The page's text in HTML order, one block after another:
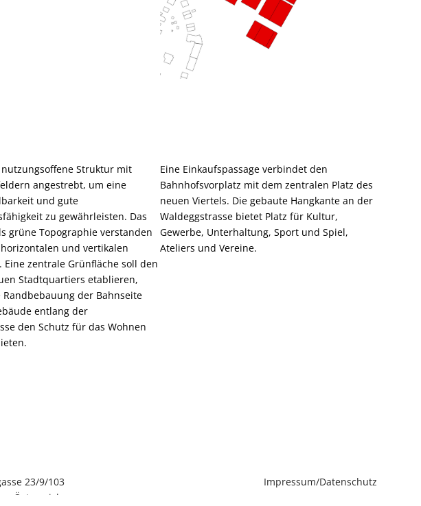
Struktur mit
angestrebt, um eine
und gute
zu gewährleisten. Das
grüne Topographie verstanden
und vertikalen
Eine zentrale Grünfläche soll den
Stadtquartiers etablieren,
der Bahnseite
entlang der
den Schutz für das Wohnen
Eine Einkaufspassage verbindet den
Bahnhofsvorplatz mit dem zentralen Platz des
neuen Viertels. Die gebaute Hangkante an der
Waldeggstrasse bietet Platz für Kultur,
Gewerbe, Unterhaltung, Sport und Spiel,
Ateliers und Vereine.
23/9/103
Österreich
Impressum/Datenschutz